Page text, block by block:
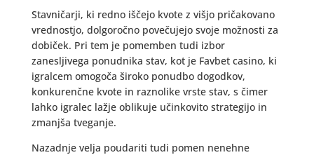
Stavničarji, ki redno iščejo kvote z višjo pričakovano
vrednostjo, dolgoročno povečujejo svoje možnosti za
dobiček. Pri tem je pomemben tudi izbor
zanesljivega ponudnika stav, kot je Favbet casino, ki
igralcem omogoča široko ponudbo dogodkov,
konkurenčne kvote in raznolike vrste stav, s čimer
lahko igralec lažje oblikuje učinkovito strategijo in
zmanjša tveganje.
Nazadnje velja poudariti tudi pomen nenehne